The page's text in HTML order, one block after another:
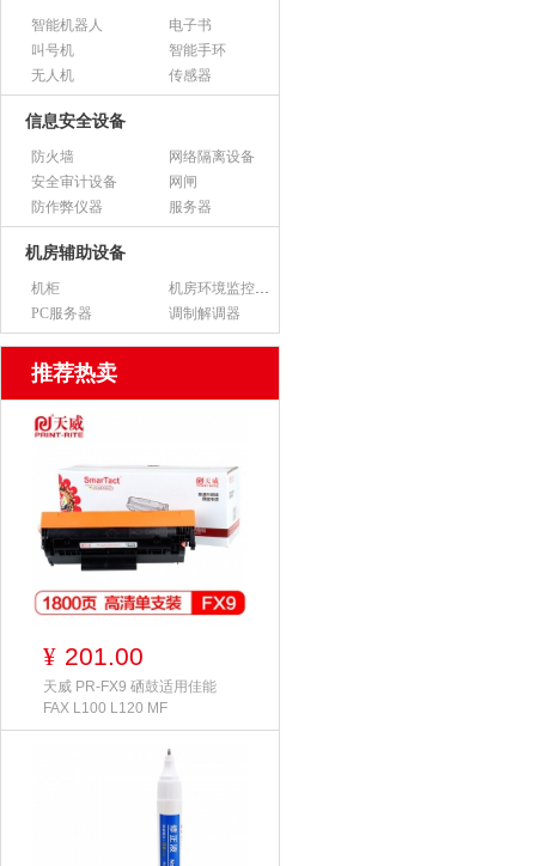
智能机器人
电子书
叫号机
智能手环
无人机
传感器
信息安全设备
防火墙
网络隔离设备
安全审计设备
网闸
防作弊仪器
服务器
机房辅助设备
机柜
机房环境监控设备
PC服务器
调制解调器
推荐热卖
¥ 201.00
天威 PR-FX9 硒鼓适用佳能
FAX L100 L120 MF